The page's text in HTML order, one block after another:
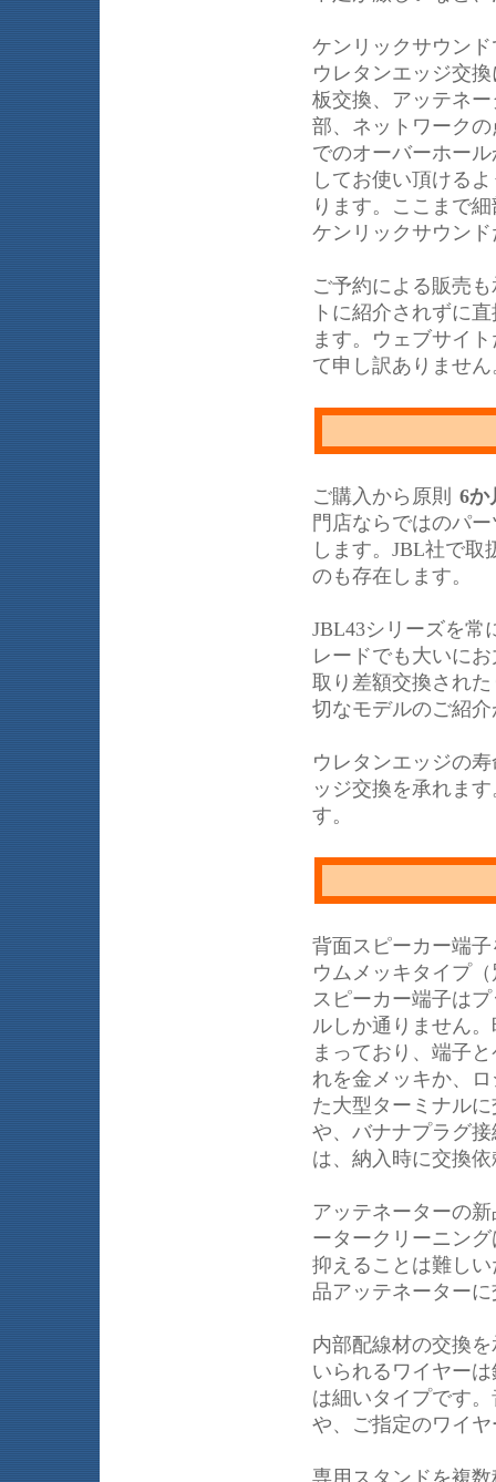
ケンリックサウン
ウレタンエッジ交
板交換、アッテネ
部、ネットワーク
でのオーバーホー
してお使い頂ける
ります。ここまで
ケンリックサウン
ご予約による販売
トに紹介されずに
ます。ウェブサイ
て申し訳ありません
ご購入から原則 6か
門店ならではのパ
します。JBL社で
のも存在します。
JBL43シリーズを常
レードでも大いに
取り差額交換され
切なモデルのご紹
ウレタンエッジの
ッジ交換を承れま
す。
背面スピーカー端
ウムメッキタイプ
スピーカー端子は
ルしか通りません
まっており、端子
れを金メッキか、
た大型ターミナル
や、バナナプラグ
は、納入時に交換
アッテネーターの
ータークリーニン
抑えることは難し
品アッテネーター
内部配線材の交換
いられるワイヤー
は細いタイプです
や、ご指定のワイ
専用スタンドを複